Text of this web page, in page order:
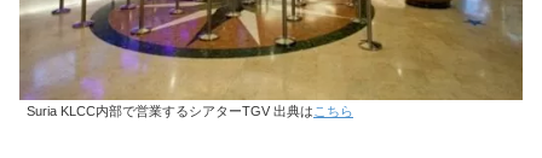
Suria KLCC内部で営業するシアターTGV 出典は こちら